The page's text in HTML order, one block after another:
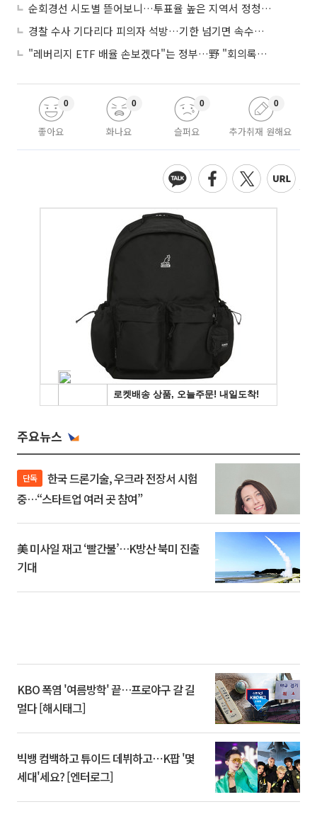
순회경선 시도별 뜯어보니…투표율 높은 지역서 정청래 강세
경찰 수사 기다리다 피의자 석방…기한 넘기면 속수무책
"레버리지 ETF 배율 손보겠다"는 정부…野 "회의록부터 내놔야"
좋아요
0
화나요
0
슬퍼요
0
추가취재 원해요
0
주요뉴스
단독
중…“스타트업 여러 곳 참여”
美 미사일 재고 ‘빨간불’…K방산 북미 진출
기대
KBO 폭염 '여름방학' 끝…프로야구 갈 길
멀다 [해시태그]
빅뱅 컴백하고 튜이드 데뷔하고⋯K팝 '몇
세대'세요? [엔터로그]